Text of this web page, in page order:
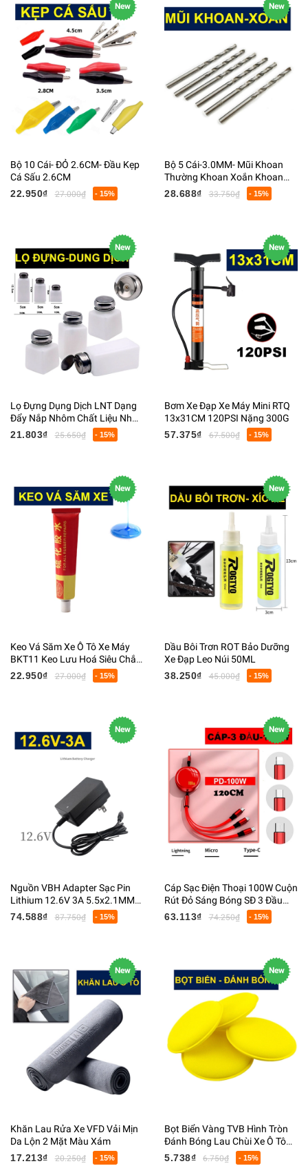
New
Bộ 10 Cái- ĐỎ 2.6CM- Đầu Kẹp
Cá Sấu 2.6CM
22.950₫
27.000₫ - 15%
New
Bộ 5 Cái-3.0MM- Mũi Khoan
Thường Khoan Xoắn Khoan
Mạch Khoan Gỗ HS4241
28.688₫ 33.750₫ - 15%
New
Lọ Đựng Dụng Dịch LNT Dạng
Đẩy Nắp Nhôm Chất Liệu Nhựa
Màu Trắng Hình Chữ Nhật
21.803₫ 25.650₫ - 15%
New
Bơm Xe Đạp Xe Máy Mini RTQ
13x31CM 120PSI Nặng 300G
57.375₫
67.500₫ - 15%
New
Keo Vá Săm Xe Ô Tô Xe Máy
BKT11 Keo Lưu Hoá Siêu Chắc
Chắn Chống Nước 18ML
22.950₫ 27.000₫ - 15%
New
Dầu Bôi Trơn ROT Bảo Dưỡng
Xe Đạp Leo Núi 50ML
38.250₫
45.000₫ - 15%
New
Nguồn VBH Adapter Sạc Pin
Lithium 12.6V 3A 5.5x2.1MM
Có Đèn Báo Nguồn
74.588₫ 87.750₫ - 15%
New
Cáp Sạc Điện Thoại 100W Cuộn
Rút Đỏ Sáng Bóng SĐ 3 Đầu
TypeC Liling Micro Dài 120CM
63.113₫ 74.250₫ - 15%
New
Khăn Lau Rửa Xe VFD Vải Mịn
Da Lộn 2 Mặt Màu Xám
17.213₫
20.250₫ - 15%
New
Bọt Biển Vàng TVB Hình Tròn
Đánh Bóng Lau Chùi Xe Ô Tô
Kích Thước 15x100MM
5.738₫ 6.750₫ - 15%